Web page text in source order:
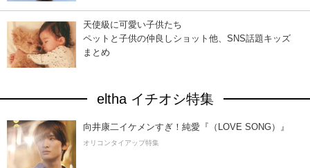
天使級に可愛い子供たち
ペットと子供の仲良しショット他、SNS話題キッズ
まとめ
eltha イチオシ特集
向井康二イケメンすぎ！純愛『（LOVE SONG）』
オリコンタイアップ特集